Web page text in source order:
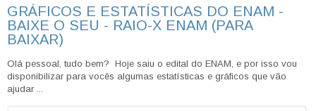
GRÁFICOS E ESTATÍSTICAS DO ENAM -
BAIXE O SEU - RAIO-X ENAM (PARA
BAIXAR)
Olá pessoal, tudo bem? Hoje saiu o edital do ENAM, e por isso vou
disponibilizar para vocês algumas estatísticas e gráficos que vão
ajudar ...